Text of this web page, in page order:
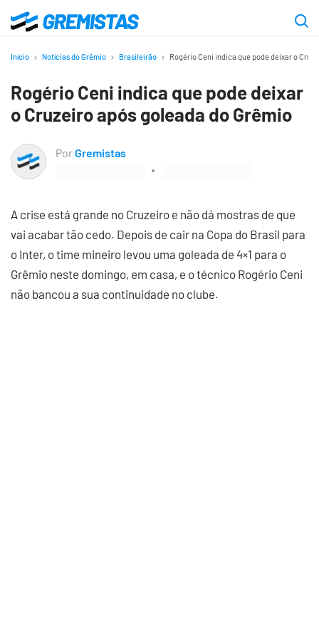
para
principal
Gremistas
Início Notícias do Grêmio Brasileirão Rogério Ceni indica que pode deixar o
Rogério Ceni indica que pode deixar
o Cruzeiro após goleada do Grêmio
PorGremistas
A crise está grande no Cruzeiro e não dá mostras de que
vai acabar tão cedo. Depois de cair na Copa do Brasil para
o Inter, o time mineiro levou uma goleada de 4×1 para o
Grêmio neste domingo, em casa, e o técnico Rogério Ceni
não bancou a sua continuidade no clube.